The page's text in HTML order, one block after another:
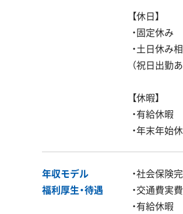
【休日】
・固定休み
・土日休み
（祝日出勤
【休暇】
・有給休暇
・年末年始
年収モデル
福利厚生・待遇
・社会保険
・交通費実
・有給休暇